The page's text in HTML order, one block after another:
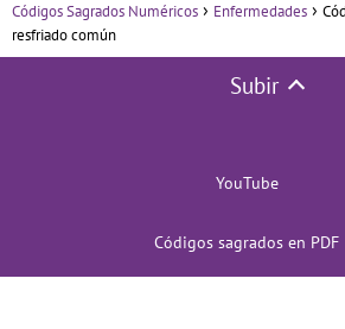
Códigos Sagrados Numéricos Enfermedades
resfriado común
Subir
YouTube
Códigos sagrados en PDF